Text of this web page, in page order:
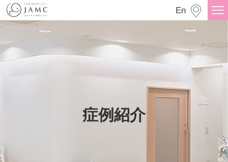
En
症例紹介
症例紹介